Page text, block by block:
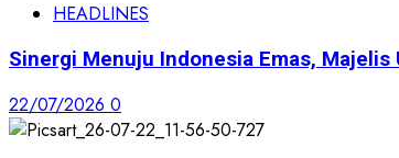
HEADLINES
Sinergi Menuju Indonesia Emas,
22/07/2026 0